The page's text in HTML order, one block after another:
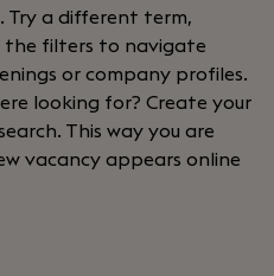
Try a different term,
the filters to navigate
or company profiles.
looking for? Create your
This way you are
vacancy appears online